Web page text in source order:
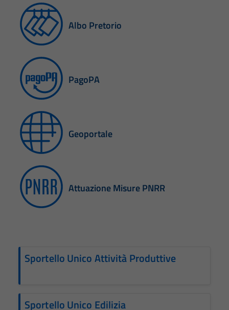
Albo Pretorio
PagoPA
Geoportale
Attuazione Misure PNRR
Sportello Unico Attività Produttive
Sportello Unico Edilizia